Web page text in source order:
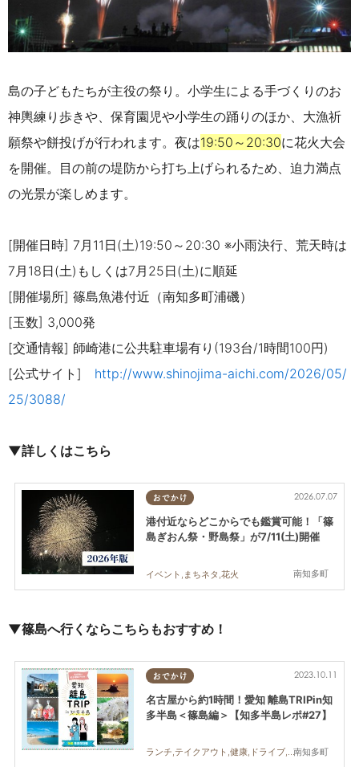
島の子どもたちが主役の祭り。小学生による手づくりのお
神輿練り歩きや、保育園児や小学生の踊りのほか、大漁祈
願祭や餅投げが行われます。夜は19:50～20:30に花火大会
を開催。目の前の堤防から打ち上げられるため、迫力満点
の光景が楽しめます。
[開催日時] 7月11日(土)19:50～20:30 ※小雨決行、荒天時は
7月18日(土)もしくは7月25日(土)に順延
[開催場所] 篠島魚港付近（南知多町浦磯）
[玉数] 3,000発
[交通情報] 師崎港に公共駐車場有り(193台/1時間100円)
[公式サイト] http://www.shinojima-aichi.com/2026/05/
25/3088/
▼詳しくはこちら
おでかけ
南知多町
2026.07.07
港付近ならどこからでも鑑賞可能！「篠
島ぎおん祭・野島祭」が7/11(土)開催
イベント,まちネタ,花火
▼篠島へ行くならこちらもおすすめ！
おでかけ
南知多町
2023.10.11
名古屋から約1時間！愛知 離島TRIPin知
多半島＜篠島編＞【知多半島レポ#27】
ランチ,テイクアウト,健康,ドライブ,観光,自然,おひとりさま,知多半島レポ